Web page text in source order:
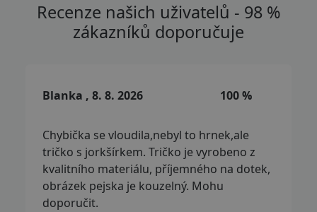
Recenze našich uživatelů - 98 %
zákazníků doporučuje
Blanka , 8. 8. 2026 100 %
Chybička se vloudila,nebyl to hrnek,ale
tričko s jorkšírkem. Tričko je vyrobeno z
kvalitního materiálu, příjemného na dotek,
obrázek pejska je kouzelný. Mohu
doporučit.